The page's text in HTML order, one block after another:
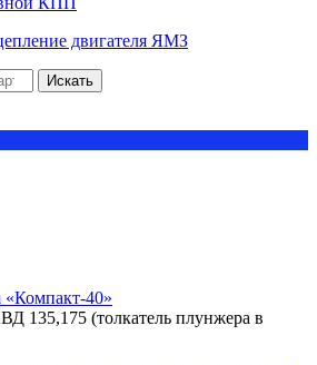
двигателя ЯМЗ
Искать
40»
135,175 (толкатель плунжера в